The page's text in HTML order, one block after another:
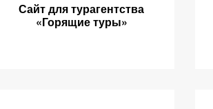
Сайт для турагентства
«Горящие туры»